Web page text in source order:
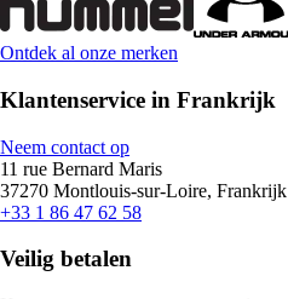
Ontdek al onze merken
Klantenservice in Frankrijk
Neem contact op
11 rue Bernard Maris
37270 Montlouis-sur-Loire, Frankrijk
+33 1 86 47 62 58
Veilig betalen